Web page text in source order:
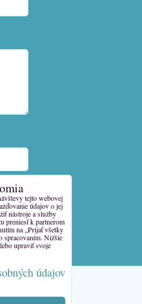
tejto webovej
údajov o jej
nástroje a služby
preniesť k partnerom
na „Prijať všetky
spracovaním. Nižšie
upraviť svoje
údajov